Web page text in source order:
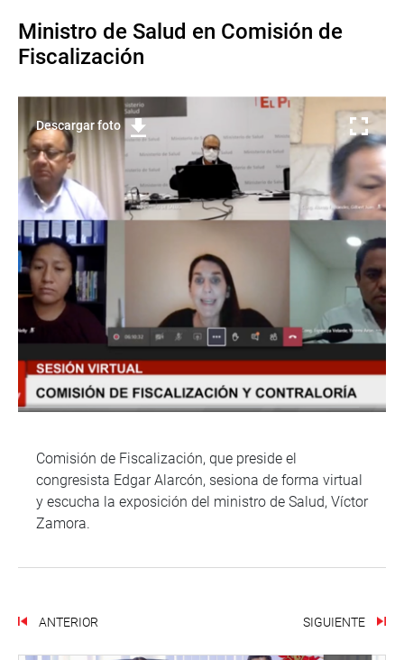
Ministro de Salud en Comisión de
Fiscalización
Descargar foto
Comisión de Fiscalización, que preside el
congresista Edgar Alarcón, sesiona de forma virtual
y escucha la exposición del ministro de Salud, Víctor
Zamora.
ANTERIOR SIGUIENTE